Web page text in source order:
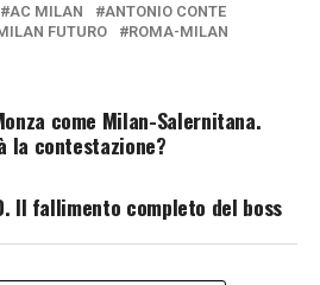
AC MILAN
ANTONIO CONTE
FUTURO
ROMA-MILAN
come Milan-Salernitana.
la contestazione?
Il fallimento completo del boss